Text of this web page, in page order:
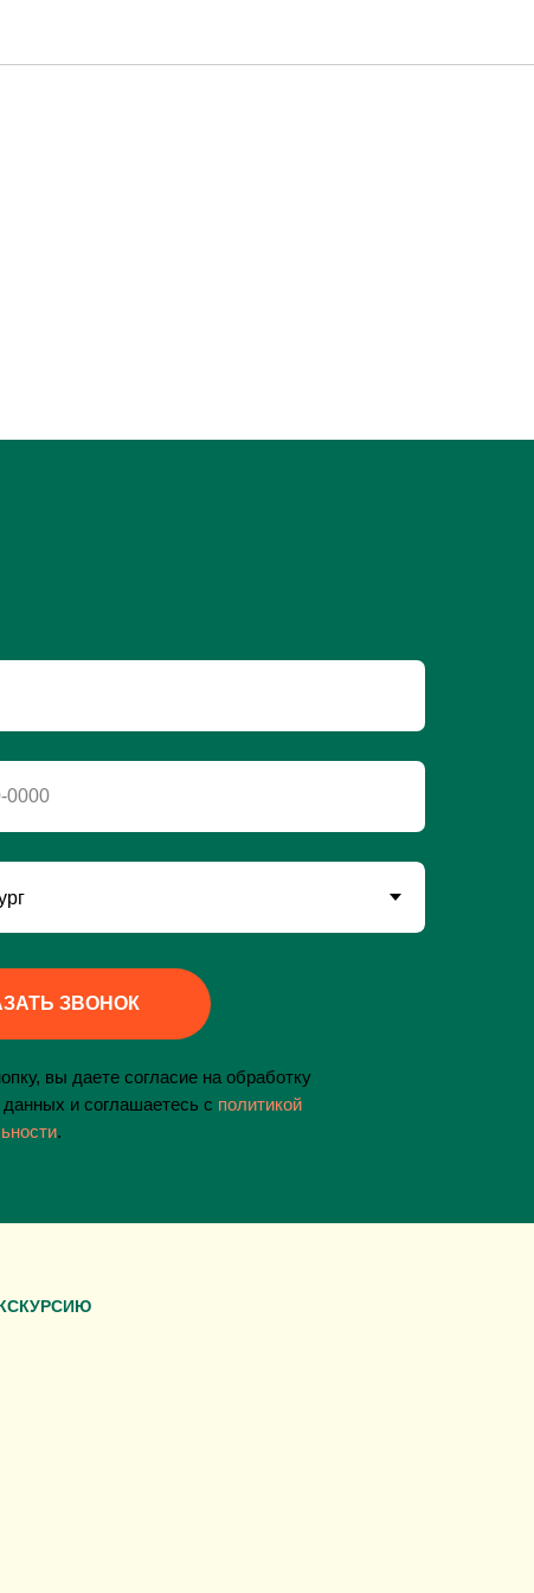
0000
ЗВОНОК
вы даете согласие на обработку
и соглашаетесь c политикой
.